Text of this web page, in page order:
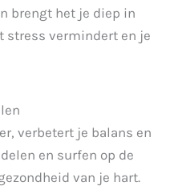
brengt het je diep in
stress vermindert en je
verbetert je balans en
en surfen op de
van je hart.